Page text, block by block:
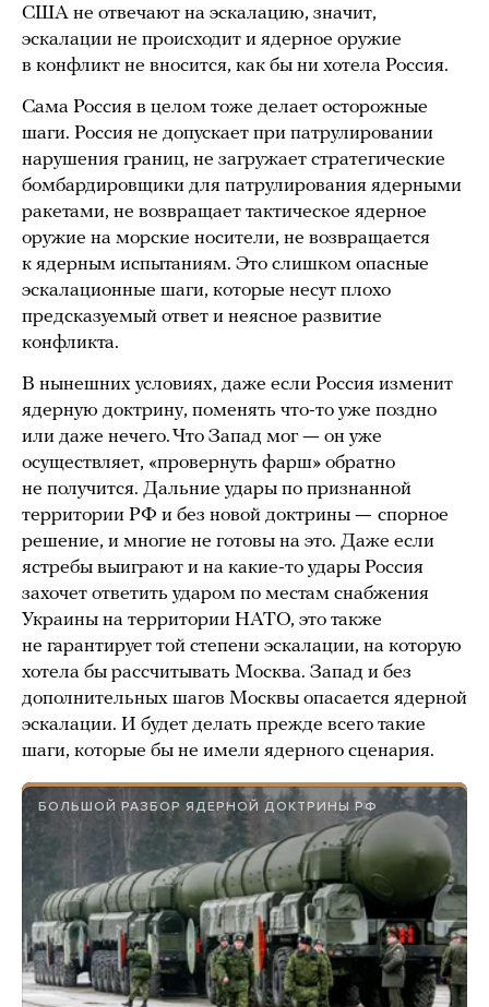
США не отвечают на эскалацию, значит,
эскалации не происходит и ядерное оружие
в конфликт не вносится, как бы ни хотела Россия.
Сама Россия в целом тоже делает осторожные
шаги. Россия не допускает при патрулировании
нарушения границ, не загружает стратегические
бомбардировщики для патрулирования ядерными
ракетами, не возвращает тактическое ядерное
оружие на морские носители, не возвращается
к ядерным испытаниям. Это слишком опасные
эскалационные шаги, которые несут плохо
предсказуемый ответ и неясное развитие
конфликта.
В нынешних условиях, даже если Россия изменит
ядерную доктрину, поменять что-то уже поздно
или даже нечего. Что Запад мог— он уже
осуществляет, «провернуть фарш» обратно
не получится. Дальние удары по признанной
территории РФ и без новой доктрины — спорное
решение, и многие не готовы на это. Даже если
ястребы выиграют и на какие-то удары Россия
захочет ответить ударом по местам снабжения
Украины на территории НАТО, это также
не гарантирует той степени эскалации, на которую
хотела бы рассчитывать Москва. Запад и без
дополнительных шагов Москвы опасается ядерной
эскалации. И будет делать прежде всего такие
шаги, которые бы не имели ядерного сценария.
БОЛЬШОЙ РАЗБОР ЯДЕРНОЙ ДОКТРИНЫ РФ